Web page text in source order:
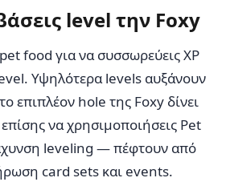
level την Foxy
food για να συσσωρεύεις XP
Υψηλότερα levels αυξάνουν
επιπλέον hole της Foxy δίνει
να χρησιμοποιήσεις Pet
leveling — πέφτουν από
card sets και events.